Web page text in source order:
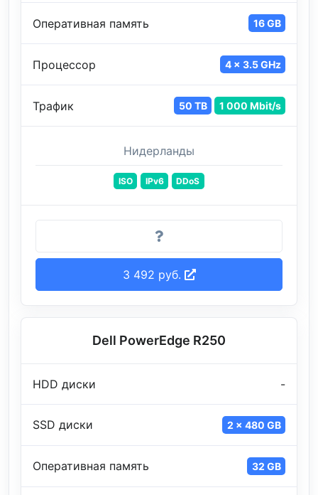
Оперативная память 16 GB
Процессор 4 x 3.5 GHz
Трафик 50 TB 1 000 Mbit/s
Нидерланды
ISO IPv6 DDoS
3 492 руб.
Dell PowerEdge R250
HDD диски -
SSD диски 2 x 480 GB
Оперативная память 32 GB